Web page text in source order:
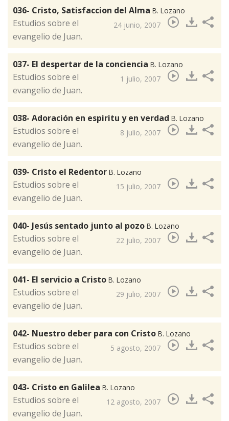
036- Cristo, Satisfaccion del Alma B. Lozano
24 junio, 2007
​Estudios sobre el
evangelio de Juan.
037- El despertar de la conciencia B. Lozano
1 julio, 2007
​Estudios sobre el
evangelio de Juan.
038- Adoración en espiritu y en verdad B. Lozano
8 julio, 2007
​Estudios sobre el
evangelio de Juan.
039- Cristo el Redentor B. Lozano
15 julio, 2007
​Estudios sobre el
evangelio de Juan.
040- Jesús sentado junto al pozo B. Lozano
22 julio, 2007
​Estudios sobre el
evangelio de Juan.
041- El servicio a Cristo B. Lozano
29 julio, 2007
Estudios sobre el
evangelio de Juan.
042- Nuestro deber para con Cristo B. Lozano
5 agosto, 2007
​Estudios sobre el
evangelio de Juan.
043- Cristo en Galilea B. Lozano
12 agosto, 2007
​Estudios sobre el
evangelio de Juan.